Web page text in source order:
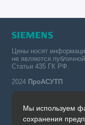
Мы используем
сохранения
Цены носят
не являются
Статьи 435 ГК РФ.
2024 ПроАСУТП
Simatic в России тел.: